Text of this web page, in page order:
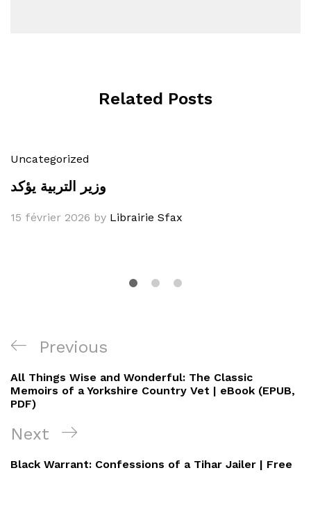
Related Posts
Uncategorized
وزير التربية يؤكد
15 février 2026 by Librairie Sfax
Navigation
de
l’article
Previous
Post
Previous
All Things Wise and Wonderful: The Classic
Memoirs of a Yorkshire Country Vet | eBook (EPUB,
PDF)
Next
Post
Next
Black Warrant: Confessions of a Tihar Jailer | Free